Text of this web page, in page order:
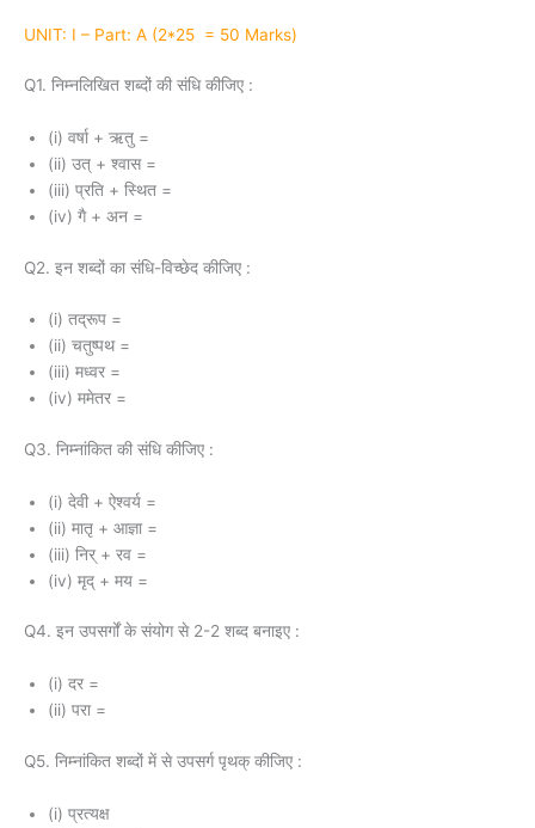
UNIT: I – Part: A (2*25 = 50 Marks)
Q1. निम्नलिखित शब्दों की संधि कीजिए :
(i) वर्षा + ऋतु =
(ii) उत् + श्वास =
(iii) प्रति + स्थित =
(iv) गै + अन =
Q2. इन शब्दों का संधि-विच्छेद कीजिए :
(i) तद्रूप =
(ii) चतुष्पथ =
(iii) मध्वर =
(iv) ममेतर =
Q3. निम्नांकित की संधि कीजिए :
(i) देवी + ऐश्वर्य =
(ii) मातृ + आज्ञा =
(iii) निर् + रव =
(iv) मृद् + मय =
Q4. इन उपसर्गों के संयोग से 2-2 शब्द बनाइए :
(i) दर =
(ii) परा =
Q5. निम्नांकित शब्दों में से उपसर्ग पृथक् कीजिए :
(i) प्रत्यक्ष